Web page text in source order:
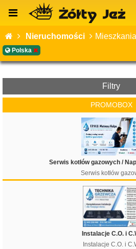
Wyszukiwanie
Nieruchomości
Polska
Filtry
PROMOBOX
Serwis kotłów gazowych /
Serwis kotłów
Instalacje C.O. i
Instalacje C.O. i